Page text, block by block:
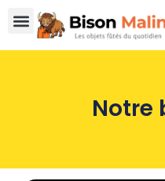
Notre